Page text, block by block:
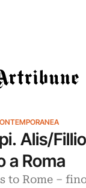
Alis/
a Roma
to Rome –